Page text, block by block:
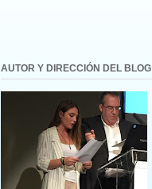
AUTOR Y DIRECCIÓN DEL BLOG